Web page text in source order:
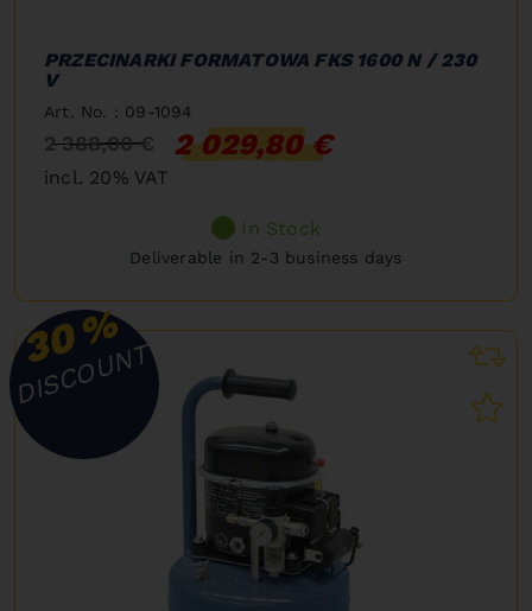
PRZECINARKI FORMATOWA FKS 1600 N / 230
V
Art. No. : 09-1094
2 388,00 € 2 029,80 €
incl. 20% VAT
In Stock
Deliverable in 2-3 business days
30%
DISCOUNT